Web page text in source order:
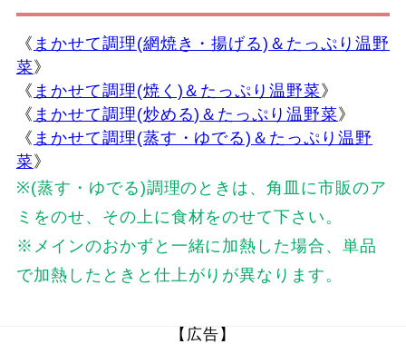
《 まかせて調理(網焼き・揚げる)＆たっぷり温野
菜》
《 まかせて調理(焼く)＆たっぷり温野菜》
《 まかせて調理(炒める)＆たっぷり温野菜》
《 まかせて調理(蒸す・ゆでる)＆たっぷり温野
菜》
※(蒸す・ゆでる)調理のときは、角皿に市販のア
ミをのせ、その上に食材をのせて下さい。
※メインのおかずと一緒に加熱した場合、単品
で加熱したときと仕上がりが異なります。
【広告】